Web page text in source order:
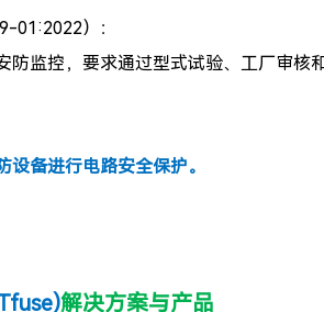
01:2022）：
防监控，要求通过型式试验、工厂审核
备进行电路安全保护。
解决方案与产品